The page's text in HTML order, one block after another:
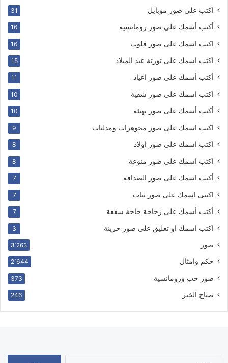
اكتب على صور موبايل 31
أكتب أسمك على صور رومانسية 16
اكتب اسمك على صور قلوب 16
اكتب اسمك على تورتة عيد الميلاد 15
أكتب أسمك على صور اعياد 11
اكتب اسمك على صور شقية 10
أكتب أسمك على صور تهنئة 10
اكتب اسمك على صور مجوهرات ومدليات 9
اكتب اسمك على صور اولاد 8
اكتب اسمك على صور منوعة 8
أكتب اسمك على صور الصداقة 7
اكتبى اسمك على صور بنات 7
أكتب أسمك على زجاجة حاجة سقعة 7
اكتب اسمك او تعليق على صور حزينة 3
صور 3٬263
حكم وامثال 2٬644
صور حب ورومانسية 373
صباح الخير 246